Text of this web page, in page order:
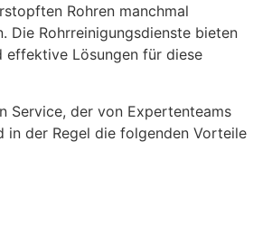
Rohren manchmal
Die Rohrreinigungsdienste bieten
effektive Lösungen für diese
Service, der von Expertenteams
in der Regel die folgenden Vorteile